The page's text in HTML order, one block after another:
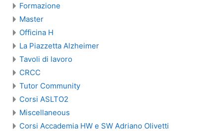
Formazione
Master
Officina H
La Piazzetta Alzheimer
Tavoli di lavoro
CRCC
Tutor Community
Corsi ASLTO2
Miscellaneous
Corsi Accademia HW e SW Adriano Olivetti